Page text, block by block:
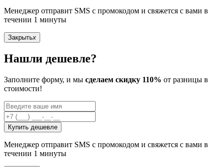
Менеджер отправит SMS с промокодом и свяжется с вами в
течении 1 минуты
Закрытьx
Нашли дешевле?
Заполните форму, и мы сделаем скидку 110% от разницы в
стоимости!
Купить дешевле
Менеджер отправит SMS с промокодом и свяжется с вами в
течении 1 минуты